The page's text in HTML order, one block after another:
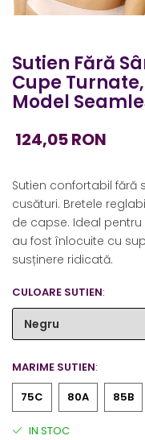
Sutien Fără
Cupe
Model
124,05 RON
Sutien confortabil fără
cusături. Bretele
de capse. Ideal
au fost înlocuite cu
susținere ridicată.
CULOARE SUTIEN:
MARIME SUTIEN:
75C
80A 85B
IN STOC